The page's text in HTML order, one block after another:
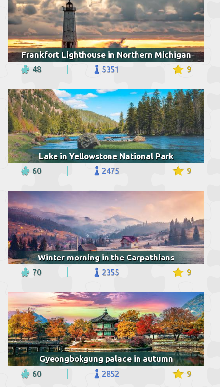
Frankfort Lighthouse in Northern Michigan
48 5351 9
Lake in Yellowstone National Park
60 2475 9
Winter morning in the Carpathians
70 2355 9
Gyeongbokgung palace in autumn
60 2852 9